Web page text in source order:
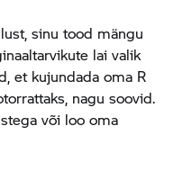
sinu tood mängu
lai valik
et kujundada oma R
nagu soovid.
või loo oma